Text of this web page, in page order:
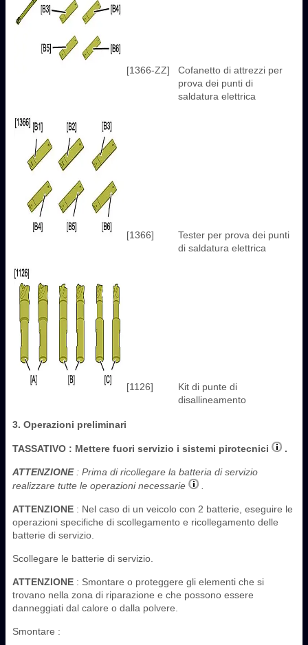
[1366-ZZ]
Cofanetto di attrezzi per
prova dei punti di
saldatura elettrica
[1366]
Tester per prova dei punti
di saldatura elettrica
[1126]
Kit di punte di
disallineamento
3. Operazioni preliminari
TASSATIVO : Mettere fuori servizio i sistemi pirotecnici .
ATTENZIONE: Prima di ricollegare la batteria di servizio
realizzare tutte le operazioni necessarie
ATTENZIONE : Nel caso di un veicolo con 2 batterie, eseguire le
operazioni specifiche di scollegamento e ricollegamento delle
batterie di servizio.
Scollegare le batterie di servizio.
ATTENZIONE : Smontare o proteggere gli elementi che si
trovano nella zona di riparazione e che possono essere
danneggiati dal calore o dalla polvere.
Smontare :